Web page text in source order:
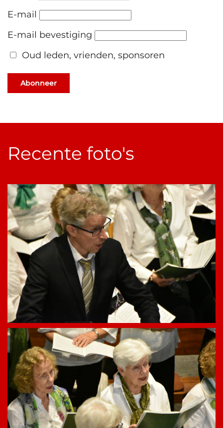
E-mail
E-mail bevestiging
Oud leden, vrienden, sponsoren
Abonneer
Recente foto's